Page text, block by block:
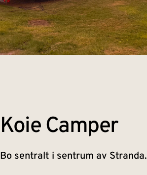
Koie Camper​
Bo sentralt i sentrum av Stranda.